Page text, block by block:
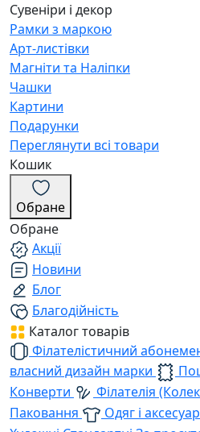
Сувеніри і декор
Рамки з маркою
Арт-листівки
Магніти та Наліпки
Чашки
Картини
Подарунки
Переглянути всі товари
Кошик
Обране
Обране
Акції
Новини
Блог
Благодійність
Каталог товарів
Філателістичний
власний дизайн марки
Конверти
Філателія
Паковання
Одяг і